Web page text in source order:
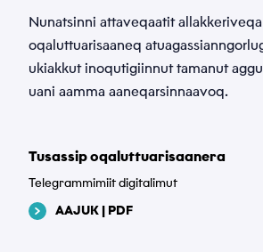
Nunatsinni attaveqaatit
oqaluttuarisaaneq
ukiakkut inoqutigiinnut tamanut
uani aamma aaneqarsinnaavoq.
Tusassip oqaluttuarisaanera
Telegrammimiit digitalimut
AAJUK | PDF